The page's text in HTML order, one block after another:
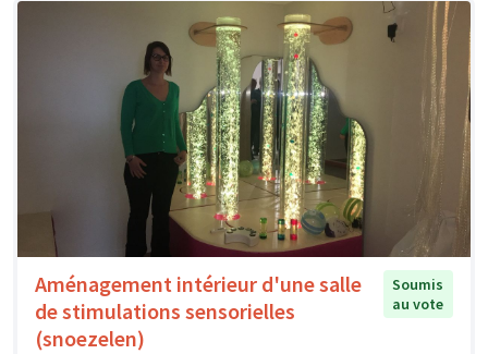
Aménagement intérieur d'une salle
de stimulations sensorielles
(snoezelen)
Soumis
au vote